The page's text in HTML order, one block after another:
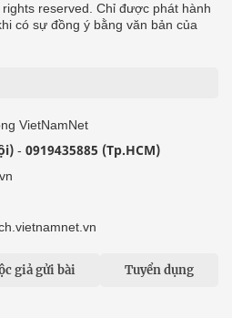
reserved. Chỉ được phát hành
có sự đồng ý bằng văn bản của
VietNamNet
- 0919435885 (Tp.HCM)
giả gửi bài Tuyển dụng